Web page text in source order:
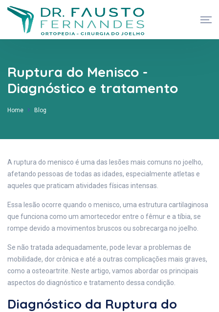
Ruptura do Menisco -
Diagnóstico e tratamento
Home Blog
A ruptura do menisco é uma das lesões mais comuns no joelho,
afetando pessoas de todas as idades, especialmente atletas e
aqueles que praticam atividades físicas intensas.
Essa lesão ocorre quando o menisco, uma estrutura cartilaginosa
que funciona como um amortecedor entre o fêmur e a tíbia, se
rompe devido a movimentos bruscos ou sobrecarga no joelho.
Se não tratada adequadamente, pode levar a problemas de
mobilidade, dor crônica e até a outras complicações mais graves,
como a osteoartrite. Neste artigo, vamos abordar os principais
aspectos do diagnóstico e tratamento dessa condição.
Diagnóstico da Ruptura do